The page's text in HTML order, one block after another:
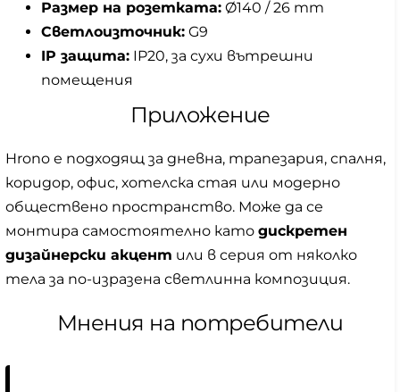
Размер на розетката: Ø140 / 26 mm
Светлоизточник: G9
IP защита: IP20, за сухи вътрешни
помещения
Приложение
Hrono е подходящ за дневна, трапезария, спалня,
коридор, офис, хотелска стая или модерно
обществено пространство. Може да се
монтира самостоятелно като дискретен
дизайнерски акцент или в серия от няколко
тела за по-изразена светлинна композиция.
Мнения на потребители